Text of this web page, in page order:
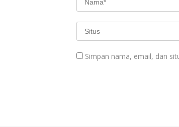
Simpan nama, email, dan